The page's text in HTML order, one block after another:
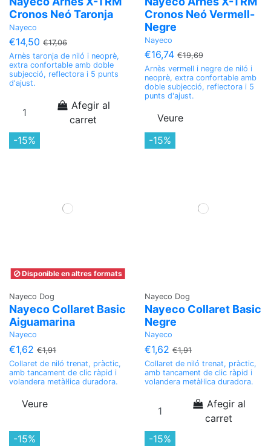
Cronos Neó Taronja
Nayeco
€14,50 €17,06
Arnès taronja de niló i neoprè,
extra confortable amb doble
subjecció, reflectora i 5 punts
d'ajust.
Afegir al
carret
Cronos Neó Vermell-
Negre
Nayeco
€16,74 €19,69
Arnès vermell i negre de niló i
neoprè, extra confortable amb
doble subjecció, reflectora i 5
punts d'ajust.
Veure
-15%
Disponible en altres formats
Nayeco Dog
Nayeco Collaret Basic
Aiguamarina
Nayeco
€1,62 €1,91
Collaret de niló trenat, pràctic,
amb tancament de clic ràpid i
volandera metàl·lica duradora.
Veure
-15%
Nayeco Dog
Nayeco Collaret Basic
Negre
Nayeco
€1,62 €1,91
Collaret de niló trenat, pràctic,
amb tancament de clic ràpid i
volandera metàl·lica duradora.
Afegir al
carret
-15%
-15%